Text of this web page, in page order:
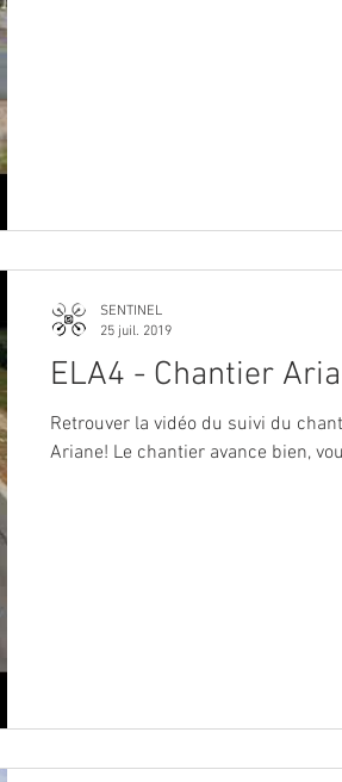
ELA4 - Chantier
Retrouver la vidéo du suivi du
Ariane! Le chantier avance bien,
SENTINEL
25 juil. 2019